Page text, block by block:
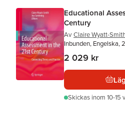
Educational
Century
Av Claire Wyatt-
Inbunden, Engelska,
2 029 kr
Skickas inom 10-15